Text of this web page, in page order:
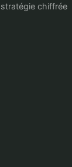
chiffrée